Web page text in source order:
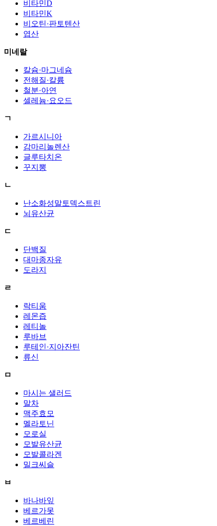
비타민D
비타민K
비오틴·판토텐산
엽산
미네랄
칼슘·마그네슘
전해질·칼륨
철분·아연
셀레늄·요오드
ㄱ
가르시니아
감마리놀렌산
글루타치온
꾸지뽕
ㄴ
난소화성말토덱스트린
뇌유산균
ㄷ
단백질
대마종자유
도라지
ㄹ
락티움
레몬즙
레티놀
루바브
루테인·지아잔틴
류신
ㅁ
마시는 샐러드
말차
맥주효모
멜라토닌
모로실
모발유산균
모발콜라겐
밀크씨슬
ㅂ
바나바잎
베르가못
베르베린